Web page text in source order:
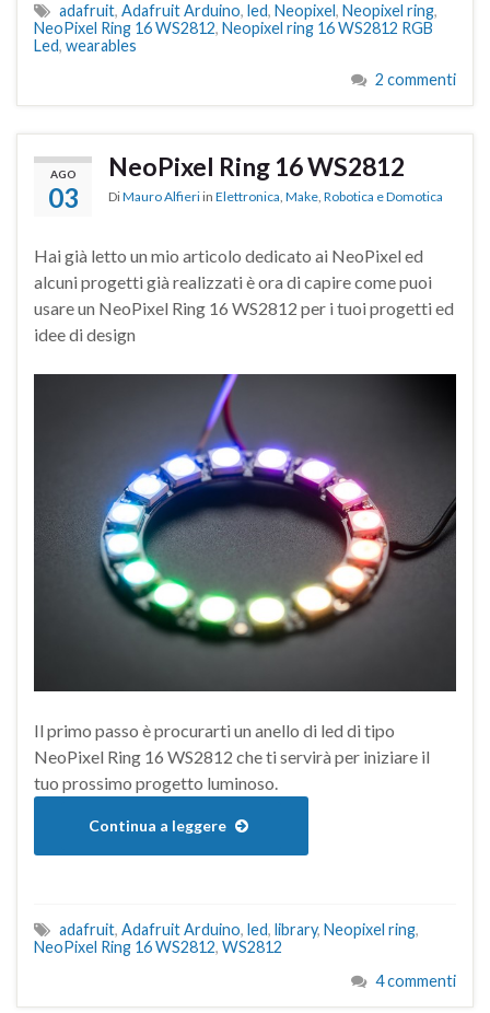
adafruit, Adafruit Arduino, led, Neopixel, Neopixel ring,
NeoPixel Ring 16 WS2812, Neopixel ring 16 WS2812 RGB
Led, wearables
2 commenti
AGO
03
NeoPixel Ring 16 WS2812
DiMauro Alfieri in Elettronica, Make, Robotica e Domotica
Hai già letto un mio articolo dedicato ai NeoPixel ed
alcuni progetti già realizzati è ora di capire come puoi
usare un NeoPixel Ring 16 WS2812 per i tuoi progetti ed
idee di design
Il primo passo è procurarti un anello di led di tipo
NeoPixel Ring 16 WS2812 che ti servirà per iniziare il
tuo prossimo progetto luminoso.
Continua a leggere
adafruit, Adafruit Arduino, led, library, Neopixel ring,
NeoPixel Ring 16 WS2812, WS2812
4 commenti